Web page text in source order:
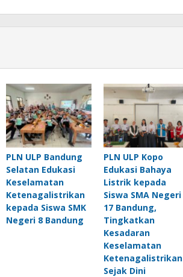
PLN ULP Bandung
Selatan Edukasi
Keselamatan
Ketenagalistrikan
kepada Siswa SMK
Negeri 8 Bandung
PLN ULP Kopo
Edukasi Bahaya
Listrik kepada
Siswa SMA Negeri
17 Bandung,
Tingkatkan
Kesadaran
Keselamatan
Ketenagalistrikan
Sejak Dini